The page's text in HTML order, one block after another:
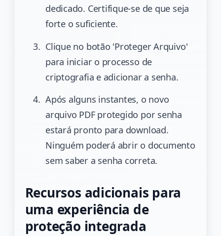
dedicado. Certifique-se de que seja
forte o suficiente.
Clique no botão 'Proteger Arquivo'
para iniciar o processo de
criptografia e adicionar a senha.
Após alguns instantes, o novo
arquivo PDF protegido por senha
estará pronto para download.
Ninguém poderá abrir o documento
sem saber a senha correta.
Recursos adicionais para
uma experiência de
proteção integrada